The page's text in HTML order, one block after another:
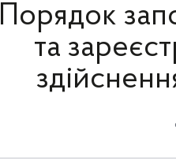
Порядок
та